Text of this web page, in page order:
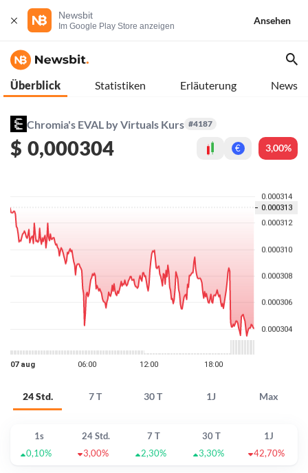
Newsbit
Im Google Play Store anzeigen
Ansehen
Überblick Statistiken Erläuterung News
Chromia's EVAL by Virtuals Kurs #4187
$ 0,000304 € 3,00%
24 Std. 7 T 30 T 1J Max
1s 24 Std. 7 T 30 T
1J
0,10%
3,00% 2,30% 3,30% 42,70%